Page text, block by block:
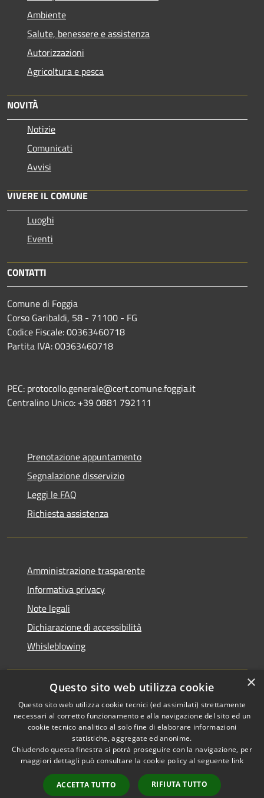
Ambiente
Salute, benessere e assistenza
Autorizzazioni
Agricoltura e pesca
NOVITÀ
Notizie
Comunicati
Avvisi
VIVERE IL COMUNE
Luoghi
Eventi
CONTATTI
Comune di Foggia
Corso Garibaldi, 58 - 71100 - FG
Codice Fiscale: 00363460718
Partita IVA: 00363460718
PEC: protocollo.generale@cert.comune.foggia.it
Centralino Unico: +39 0881 792111
Prenotazione appuntamento
Segnalazione disservizio
Leggi le FAQ
Richiesta assistenza
Amministrazione trasparente
Informativa privacy
Note legali
Dichiarazione di accessibilità
Whisleblowing
RSS
Accessibilità
Privacy
Cookie
Mappa del sito
Codici IPA
Area dipendenti
Copyright © 2026 • Comune di
Foggia • Powered by
Municipium
Accesso
redazione
×
Questo sito web utilizza cookie
Questo sito web utilizza cookie tecnici (ed assimilati) strettamente
necessari al corretto funzionamento e alla navigazione del sito ed un
cookie tecnico analitico al solo fine di elaborare informazioni
statistiche, aggregate ed anonime.
Chiudendo questa finestra si potrà proseguire con la navigazione, per
maggiori dettagli può consultare la cookie policy al seguente link
ACCETTA TUTTO RIFIUTA TUTTO